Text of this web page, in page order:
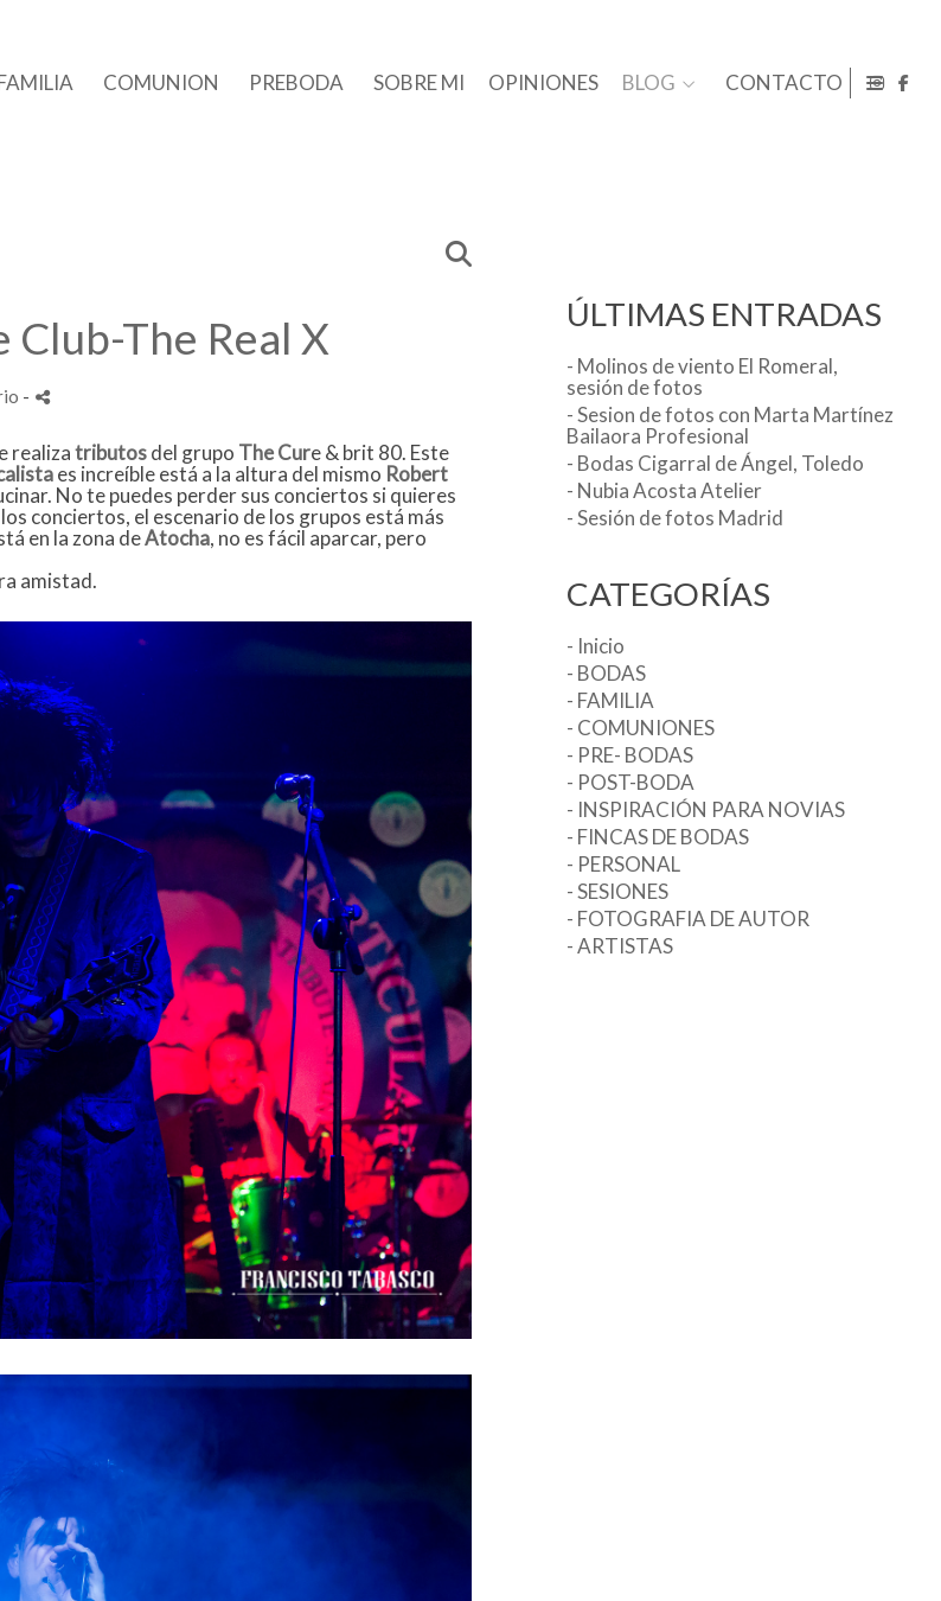
COMUNION PREBODA SOBRE MI OPINIONES BLOG CONTACTO
The Real X
-
realizatributosdel grupo The Cure & brit 80. Este
es increíble está a la altura del mismo Robert
No te puedes perder sus conciertos si quieres
conciertos, el escenario de los grupos está más
en la zona deAtocha, no es fácil aparcar, pero
amistad.
ÚLTIMAS ENTRADAS
- Molinos de viento El Romeral,
sesión de fotos
- Sesion de fotos con Marta Martínez
Bailaora Profesional
- Bodas Cigarral de Ángel, Toledo
- Nubia Acosta Atelier
- Sesión de fotos Madrid
CATEGORÍAS
- Inicio
- BODAS
- FAMILIA
- COMUNIONES
- PRE- BODAS
- POST-BODA
- INSPIRACIÓN PARA NOVIAS
- FINCAS DE BODAS
- PERSONAL
- SESIONES
- FOTOGRAFIA DE AUTOR
- ARTISTAS